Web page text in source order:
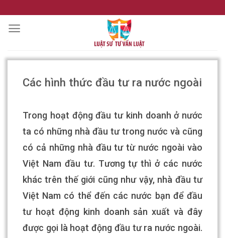
to
content
Các hình thức đầu tư ra nước ngoài
Trong hoạt động đầu tư kinh doanh ở nước
ta có những nhà đầu tư trong nước và cũng
có cả những nhà đầu tư từ nước ngoài vào
Việt Nam đầu tư. Tương tự thì ở các nước
khác trên thế giới cũng như vậy, nhà đầu tư
Việt Nam có thể đến các nước bạn để đầu
tư hoạt động kinh doanh sản xuất và đây
được gọi là hoạt động đầu tư ra nước ngoài.